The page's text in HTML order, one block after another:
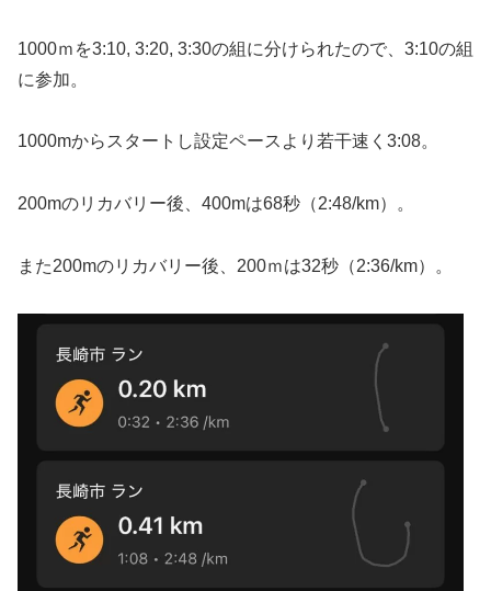
1000ｍを3:10, 3:20, 3:30の組に分けられたので、3:10の組
に参加。
1000mからスタートし設定ペースより若干速く3:08。
200mのリカバリー後、400mは68秒（2:48/km）。
また200mのリカバリー後、200ｍは32秒（2:36/km）。